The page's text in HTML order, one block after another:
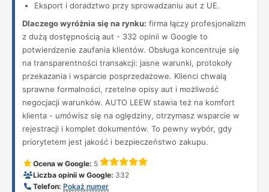
Eksport i doradztwo przy sprowadzaniu aut z UE.
Dlaczego wyróżnia się na rynku: firma łączy profesjonalizm
z dużą dostępnością aut - 332 opinii w Google to
potwierdzenie zaufania klientów. Obsługa koncentruje się
na transparentności transakcji: jasne warunki, protokoły
przekazania i wsparcie posprzedażowe. Klienci chwalą
sprawne formalności, rzetelne opisy aut i możliwość
negocjacji warunków. AUTO LEEW stawia też na komfort
klienta - umówisz się na oględziny, otrzymasz wsparcie w
rejestracji i komplet dokumentów. To pewny wybór, gdy
priorytetem jest jakość i bezpieczeństwo zakupu.
Ocena w Google: 5
Liczba opinii w Google: 332
Telefon: Pokaż numer